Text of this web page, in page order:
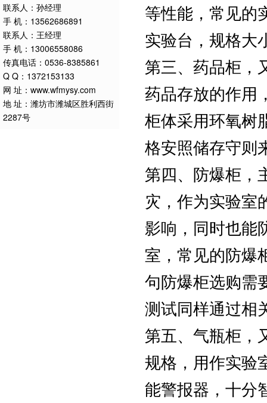
联系人：孙经理
手 机：13562686891
联系人：王经理
手 机：13006558086
传真电话：0536-8385861
Q Q：1372153133
网 址：www.wfmysy.com
地 址：潍坊市潍城区胜利西街
2287号
等性能，常见的
实验台，规格大
第三、药品柜，
药品存放的作用
柜体采用环氧树
格安照储存守则
第四、防爆柜，
灾，作为实验室
影响，同时也能
室，常见的防爆
句防爆柜选购需
测试同样通过相
第五、气瓶柜，
规格，用作实验
能警报器，十分